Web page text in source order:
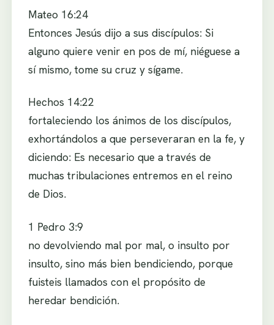
Mateo 16:24
Entonces Jesús dijo a sus discípulos: Si
alguno quiere venir en pos de mí, niéguese a
sí mismo, tome su cruz y sígame.
Hechos 14:22
fortaleciendo los ánimos de los discípulos,
exhortándolos a que perseveraran en la fe, y
diciendo: Es necesario que a través de
muchas tribulaciones entremos en el reino
de Dios.
1 Pedro 3:9
no devolviendo mal por mal, o insulto por
insulto, sino más bien bendiciendo, porque
fuisteis llamados con el propósito de
heredar bendición.